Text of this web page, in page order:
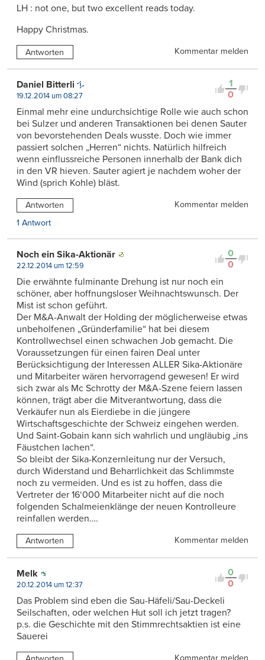
LH : not one, but two excellent reads today.
Happy Christmas.
Antworten Kommentar melden
1
0
Daniel Bitterli
19.12.2014 um 08:27
Einmal mehr eine undurchsichtige Rolle wie auch schon
bei Sulzer und anderen Transaktionen bei denen Sauter
von bevorstehenden Deals wusste. Doch wie immer
passiert solchen „Herren“ nichts. Natürlich hilfreich
wenn einflussreiche Personen innerhalb der Bank dich
in den VR hieven. Sauter agiert je nachdem woher der
Wind (sprich Kohle) bläst.
Antworten
Kommentar melden
1 Antwort
0
0
Noch ein Sika-Aktionär
22.12.2014 um 12:59
Die erwähnte fulminante Drehung ist nur noch ein
schöner, aber hoffnungsloser Weihnachtswunsch. Der
Mist ist schon geführt.
Der M&A-Anwalt der Holding der möglicherweise etwas
unbeholfenen „Gründerfamilie“ hat bei diesem
Kontrollwechsel einen schwachen Job gemacht. Die
Voraussetzungen für einen fairen Deal unter
Berücksichtigung der Interessen ALLER Sika-Aktionäre
und Mitarbeiter wären hervorragend gewesen! Er wird
sich zwar als Mc Schrotty der M&A-Szene feiern lassen
können, trägt aber die Mitverantwortung, dass die
Verkäufer nun als Eierdiebe in die jüngere
Wirtschaftsgeschichte der Schweiz eingehen werden.
Und Saint-Gobain kann sich wahrlich und ungläubig „ins
Fäustchen lachen“.
So bleibt der Sika-Konzernleitung nur der Versuch,
durch Widerstand und Beharrlichkeit das Schlimmste
noch zu vermeiden. Und es ist zu hoffen, dass die
Vertreter der 16‘000 Mitarbeiter nicht auf die noch
folgenden Schalmeienklänge der neuen Kontrolleure
reinfallen werden….
Antworten Kommentar melden
0
0
Melk
20.12.2014 um 12:37
Das Problem sind eben die Sau-Häfeli/Sau-Deckeli
Seilschaften, oder welchen Hut soll ich jetzt tragen?
p.s. die Geschichte mit den Stimmrechtsaktien ist eine
Sauerei
Kommentar melden